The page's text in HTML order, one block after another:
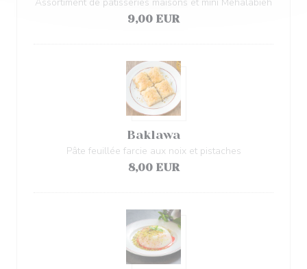
9,00 EUR
Baklawa
Pâte feuillée farcie aux noix et pistaches
8,00 EUR